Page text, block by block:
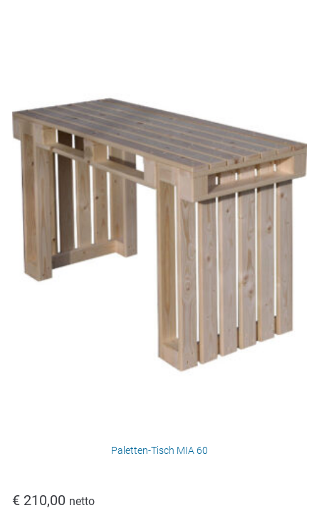
Paletten-Tisch MIA 60
€ 210,00 netto